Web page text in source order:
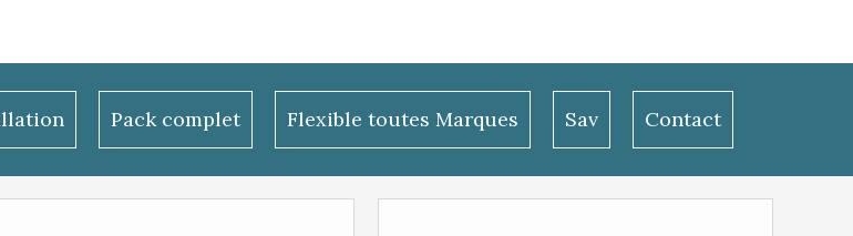
Pack complet Flexible toutes Marques Sav Contact